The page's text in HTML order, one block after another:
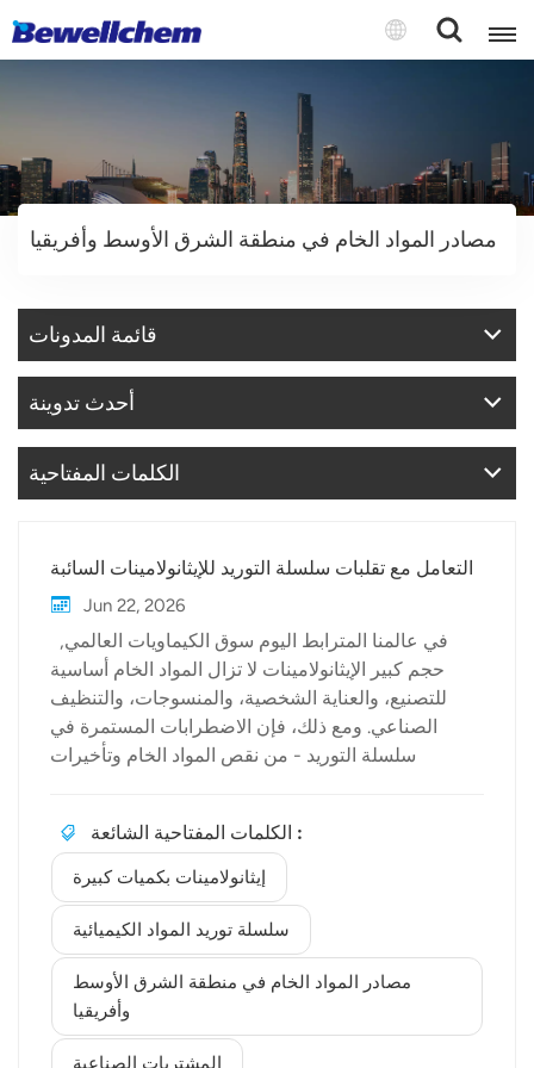
English
Русский
بالعربية
中文
Español
مصادر المواد الخام في منطقة الشرق الأوسط وأفريقيا
قائمة المدونات
أحدث تدوينة
الكلمات المفتاحية
التعامل مع تقلبات سلسلة التوريد للإيثانولامينات السائبة
Jun 22, 2026
حجم كبير الإيثانولامينات لا تزال المواد الخام أساسية
للتصنيع، والعناية الشخصية، والمنسوجات، والتنظيف
الصناعي. ومع ذلك، فإن الاضطرابات المستمرة في
سلسلة التوريد - من نقص المواد الخام وتأخيرات
الصناعيين. بيولكيمنحن متخصصون في ضمان استقرار
الوصول إلى المواد الكيميائية الحيوية، ومساعدة
الشركات على الحفاظ على استمرارية الإنتاج والتحكم
في التكاليف حتى في الظروف المتقلبة. ال سلسلة
توريد المواد الكيميائية يواجه إنتاج الإيثانولامين ضغوطًا
فريدة. يعتمد الإنتاج على محدودية توافر المواد الخام، بينما
يؤثر الشحن عبر الحدود وازدحام الموانئ وتكاليف الطاقة
بشكل مباشر على فترات التسليم والأسعار. بالنسبة
الكلمات المفتاحية الشائعة :
إيثانولامينات بكميات كبيرة
سلسلة توريد المواد الكيميائية
مصادر المواد الخام في منطقة الشرق الأوسط
وأفريقيا
المشتريات الصناعية